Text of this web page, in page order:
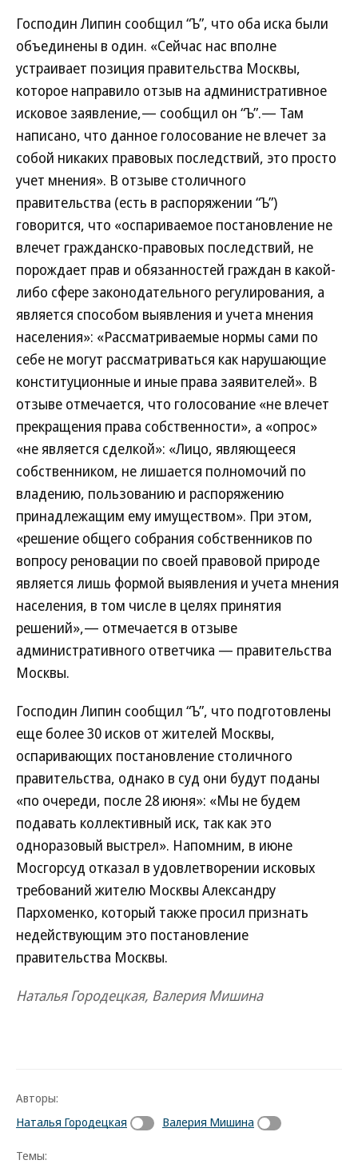
Господин Липин сообщил “Ъ”, что оба иска были
объединены в один. «Сейчас нас вполне
устраивает позиция правительства Москвы,
которое направило отзыв на административное
исковое заявление,— сообщил он “Ъ”.— Там
написано, что данное голосование не влечет за
собой никаких правовых последствий, это просто
учет мнения». В отзыве столичного
правительства (есть в распоряжении “Ъ”)
говорится, что «оспариваемое постановление не
влечет гражданско-правовых последствий, не
порождает прав и обязанностей граждан в какой-
либо сфере законодательного регулирования, а
является способом выявления и учета мнения
населения»: «Рассматриваемые нормы сами по
себе не могут рассматриваться как нарушающие
конституционные и иные права заявителей». В
отзыве отмечается, что голосование «не влечет
прекращения права собственности», а «опрос»
«не является сделкой»: «Лицо, являющееся
собственником, не лишается полномочий по
владению, пользованию и распоряжению
принадлежащим ему имуществом». При этом,
«решение общего собрания собственников по
вопросу реновации по своей правовой природе
является лишь формой выявления и учета мнения
населения, в том числе в целях принятия
решений»,— отмечается в отзыве
административного ответчика — правительства
Москвы.
Господин Липин сообщил “Ъ”, что подготовлены
еще более 30 исков от жителей Москвы,
оспаривающих постановление столичного
правительства, однако в суд они будут поданы
«по очереди, после 28 июня»: «Мы не будем
подавать коллективный иск, так как это
одноразовый выстрел». Напомним, в июне
Мосгорсуд отказал в удовлетворении исковых
требований жителю Москвы Александру
Пархоменко, который также просил признать
недействующим это постановление
правительства Москвы.
Наталья Городецкая, Валерия Мишина
Авторы:
Наталья Городецкая
Валерия Мишина
Темы: